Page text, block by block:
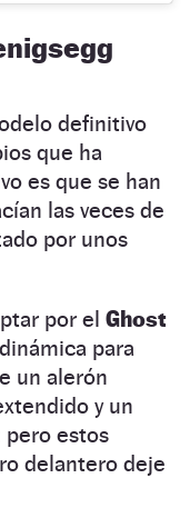
definitivo
que ha
es que se han
las veces de
por unos
por el Ghost
para
un alerón
y un
estos
delantero deje